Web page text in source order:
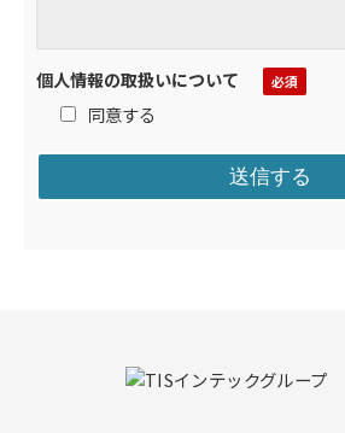
個人情報の取扱いについて
同意する